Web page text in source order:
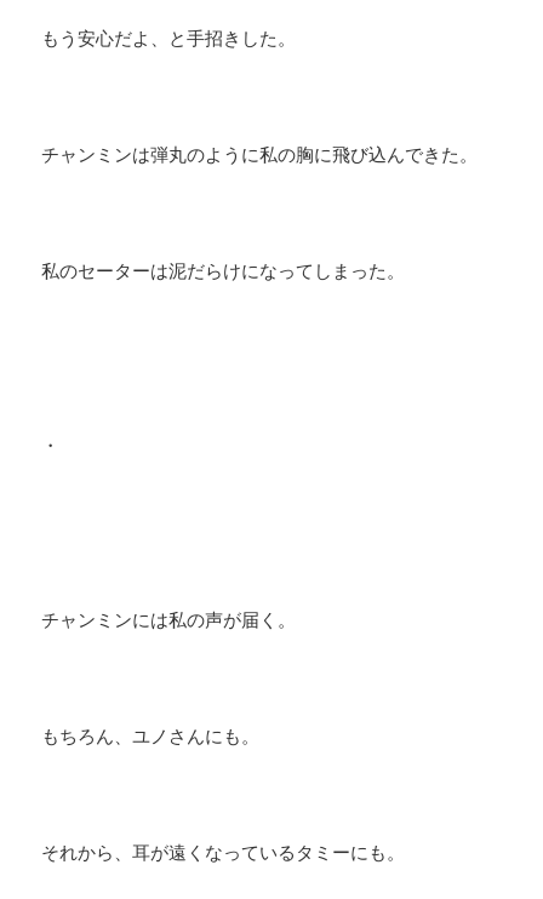
もう安心だよ、と手招きした。
チャンミンは弾丸のように私の胸に飛び込んできた。
私のセーターは泥だらけになってしまった。
・
チャンミンには私の声が届く。
もちろん、ユノさんにも。
それから、耳が遠くなっているタミーにも。